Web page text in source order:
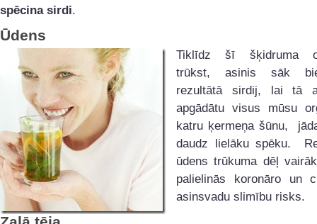
spēcina sirdi.
Ūdens
Tiklīdz šī šķidruma
trūkst, asinis sāk
rezultātā sirdij, lai tā
apgādātu visus mūsu
katru ķermeņa šūnu,
daudz lielāku spēku.
ūdens trūkuma dēļ
palielinās koronāro un
asinsvadu slimību risks.